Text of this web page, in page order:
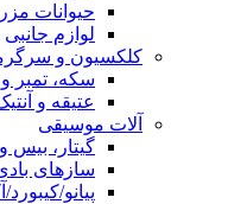
حیوانات مزرعه
لوازم جانبی
کلکسیون و سرگرمی
سکه، تمبر و اسکناس
عتیقه و آنتیک
آلات موسیقی
گیتار، بیس و امپلیفایر
سازهای بادی
پیانو/کیبورد/آکاردئون